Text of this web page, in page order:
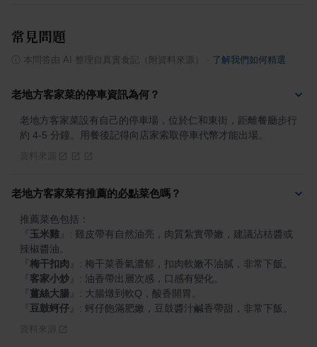
常見問題
本問答由 AI 整理自真實食記（附資料來源） 了解我們如何精選
老地方客家菜的停車資訊為何？
老地方客家菜設有自己的停車場，位於仁和東街，距離餐廳步行
約 4-5 分鐘。用餐後記得向店家索取停車代幣才能出場。
老地方客家菜有推薦的必點菜色嗎？
玉米雞
: 雞皮帶有自然油亮，肉質紮實帶嫩，建議沾桔醬或
梅干扣肉
客家小炒
薑絲大腸
豆鼓蚵仔 : 蚵仔飽滿肥嫩，豆鼓醬汁鹹香帶甜，非常下飯。